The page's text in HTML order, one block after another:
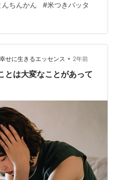
えば聞こえはいいけれどつ
上らなかったとんちんかん
して、追従する米つきバッ
会議などない方がマシだっ
声も”鶴の一声”と呼ばれて
ないですね
んちんかん #米つきバッタ
せに生きるエッセンス • 2年前
とは大変なことがあって